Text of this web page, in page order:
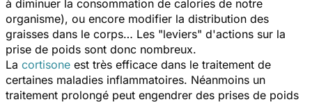
à diminuer la consommation de calories de notre
organisme), ou encore modifier la distribution des
graisses dans le corps… Les "leviers" d'actions sur la
prise de poids sont donc nombreux.
La cortisone est très efficace dans le traitement de
certaines maladies inflammatoires. Néanmoins un
traitement prolongé peut engendrer des prises de poids